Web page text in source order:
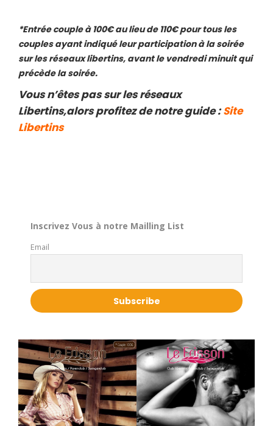
*Entrée couple à 100€ au lieu de 110€ pour tous les
couples ayant indiqué leur participation à la soirée
sur les réseaux libertins, avant le vendredi minuit qui
précède la soirée.
Vous n’êtes pas sur les réseaux
Libertins,alors profitez de notre guide :Site
Libertins
Inscrivez Vous à notre Mailling List
Email